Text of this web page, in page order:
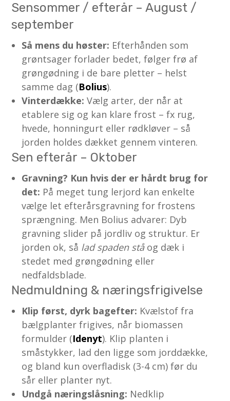
Sensommer / efterår – August /
september
Så mens du høster: Efterhånden som
grøntsager forlader bedet, følger frø af
grøngødning i de bare pletter – helst
samme dag (Bolius).
Vinterdække: Vælg arter, der når at
etablere sig og kan klare frost – fx rug,
hvede, honningurt eller rødkløver – så
jorden holdes dækket gennem vinteren.
Sen efterår – Oktober
Gravning? Kun hvis der er hårdt brug for
det: På meget tung lerjord kan enkelte
vælge let efterårsgravning for frostens
sprængning. Men Bolius advarer: Dyb
gravning slider på jordliv og struktur. Er
jorden ok, så lad spaden ståog dæk i
stedet med grøngødning eller
nedfaldsblade.
Nedmuldning & næringsfrigivelse
Klip først, dyrk bagefter: Kvælstof fra
bælgplanter frigives, når biomassen
formulder (Idenyt). Klip planten i
småstykker, lad den ligge som jorddække,
og bland kun overfladisk (3-4 cm) før du
sår eller planter nyt.
Undgå næringslåsning: Nedklip